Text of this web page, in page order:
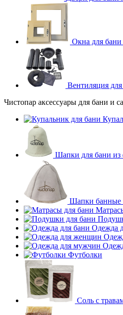
Окна для
Вентиляция
Чистопар аксессуары для бани и
Шапки для бани из
Шапки банные
Одежда
Футболки
Соль с